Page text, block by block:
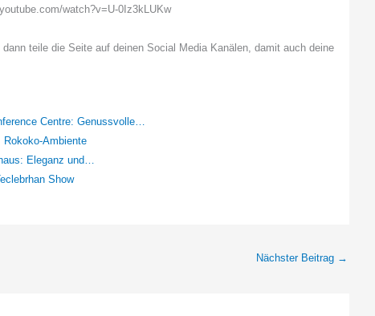
watch?v=U-0Iz3kLUKw
teile die Seite auf deinen Social Media Kanälen, damit auch deine
Centre: Genussvolle…
Ambiente
Eleganz und…
Show
Nächster Beitrag →